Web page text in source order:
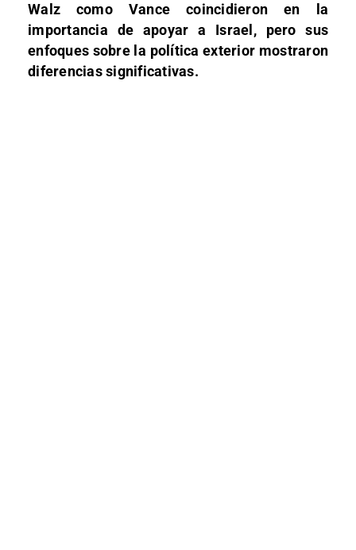
Walz como Vance coincidieron en la
importancia de apoyar a Israel, pero sus
enfoques sobre la política exterior mostraron
diferencias significativas.